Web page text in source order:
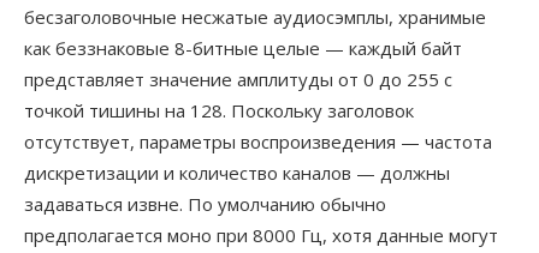
бесзаголовочные несжатые аудиосэмплы, хранимые
как беззнаковые 8-битные целые — каждый байт
представляет значение амплитуды от 0 до 255 с
точкой тишины на 128. Поскольку заголовок
отсутствует, параметры воспроизведения — частота
дискретизации и количество каналов — должны
задаваться извне. По умолчанию обычно
предполагается моно при 8000 Гц, хотя данные могут